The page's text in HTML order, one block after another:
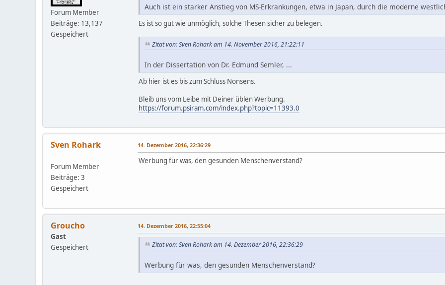
Forum Member
Beiträge: 13,137
Gespeichert
Auch ist ein starker Anstieg von MS-Erkrankungen, etwa in Japan, durch die moderne
Es ist so gut wie unmöglich, solche Thesen sicher zu belegen.
Zitat von: Sven Rohark am 14. November 2016, 21:22:11
In der Dissertation von Dr. Edmund Semler, ...
Ab hier ist es bis zum Schluss Nonsens.
Bleib uns vom Leibe mit Deiner üblen Werbung.
https://forum.psiram.com/index.php?topic=11393.0
Sven Rohark
Forum Member
Beiträge: 3
Gespeichert
14. Dezember 2016, 22:36:29
Werbung für was, den gesunden Menschenverstand?
Groucho
Gast
Gespeichert
14. Dezember 2016, 22:55:04
Zitat von: Sven Rohark am 14. Dezember 2016, 22:36:29
Werbung für was, den gesunden Menschenverstand?